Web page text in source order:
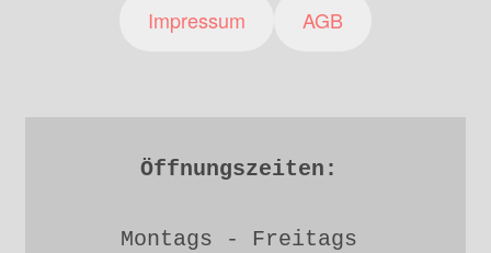
Impressum AGB
Öffnungszeiten:
Montags - Freitags